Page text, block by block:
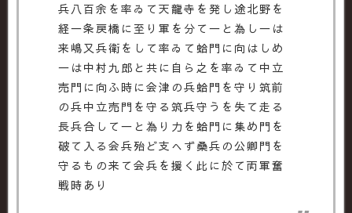
兵八百余を率ゐて天龍寺を発し途北野を
経一条戻橋に至り軍を分て一と為し一は
来嶋又兵衛をして率ゐて蛤門に向はしめ
一は中村九郎と共に自ら之を率ゐて中立
売門に向ふ時に会津の兵蛤門を守り筑前
の兵中立売門を守る筑兵守うを失て走る
長兵合して一と為り力を蛤門に集め門を
破て入る会兵殆ど支へず桑兵の公卿門を
守るもの来て会兵を援く此に於て両軍奮
戦時あり